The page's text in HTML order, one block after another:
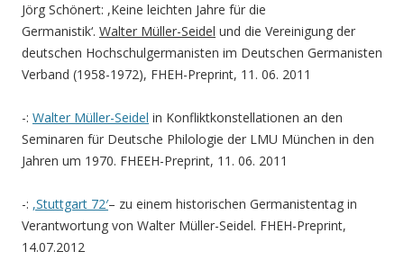
Jörg Schönert: ,Keine leichten Jahre für die
Germanistik‘. Walter Müller-Seidel und die Vereinigung der
deutschen Hochschulgermanisten im Deutschen Germanisten
Verband (1958-1972), FHEH-Preprint, 11. 06. 2011
-: Walter Müller-Seidel in Konfliktkonstellationen an den
Seminaren für Deutsche Philologie der LMU München in den
Jahren um 1970. FHEEH-Preprint, 11. 06. 2011
-: ,Stuttgart 72′– zu einem historischen Germanistentag in
Verantwortung von Walter Müller-Seidel. FHEH-Preprint,
14.07.2012